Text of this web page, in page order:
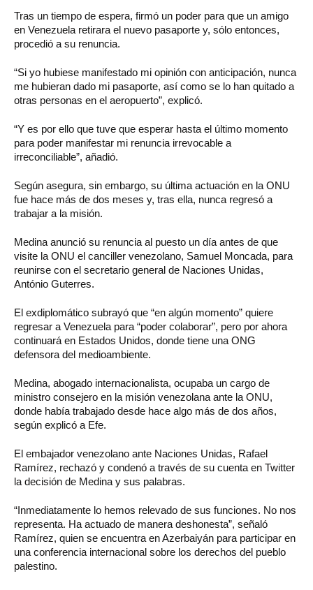
Tras un tiempo de espera, firmó un poder para que un amigo
en Venezuela retirara el nuevo pasaporte y, sólo entonces,
procedió a su renuncia.
“Si yo hubiese manifestado mi opinión con anticipación, nunca
me hubieran dado mi pasaporte, así como se lo han quitado a
otras personas en el aeropuerto”, explicó.
“Y es por ello que tuve que esperar hasta el último momento
para poder manifestar mi renuncia irrevocable a
irreconciliable”, añadió.
Según asegura, sin embargo, su última actuación en la ONU
fue hace más de dos meses y, tras ella, nunca regresó a
trabajar a la misión.
Medina anunció su renuncia al puesto un día antes de que
visite la ONU el canciller venezolano, Samuel Moncada, para
reunirse con el secretario general de Naciones Unidas,
António Guterres.
El exdiplomático subrayó que “en algún momento” quiere
regresar a Venezuela para “poder colaborar”, pero por ahora
continuará en Estados Unidos, donde tiene una ONG
defensora del medioambiente.
Medina, abogado internacionalista, ocupaba un cargo de
ministro consejero en la misión venezolana ante la ONU,
donde había trabajado desde hace algo más de dos años,
según explicó a Efe.
El embajador venezolano ante Naciones Unidas, Rafael
Ramírez, rechazó y condenó a través de su cuenta en Twitter
la decisión de Medina y sus palabras.
“Inmediatamente lo hemos relevado de sus funciones. No nos
representa. Ha actuado de manera deshonesta”, señaló
Ramírez, quien se encuentra en Azerbaiyán para participar en
una conferencia internacional sobre los derechos del pueblo
palestino.